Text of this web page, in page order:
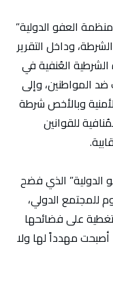
العفو الدولية”
وداخل التقرير
العُنفية في
المواطنين، وإلى
وبالأخص شرطة
للقوانين
الدولية” الذي فضح
للمجتمع الدولي،
على فضائحها
أصبحت مهدداً لها ولا